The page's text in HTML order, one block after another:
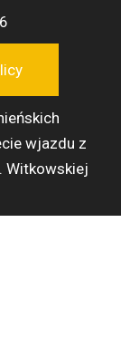
wjazdu z
Witkowskiej